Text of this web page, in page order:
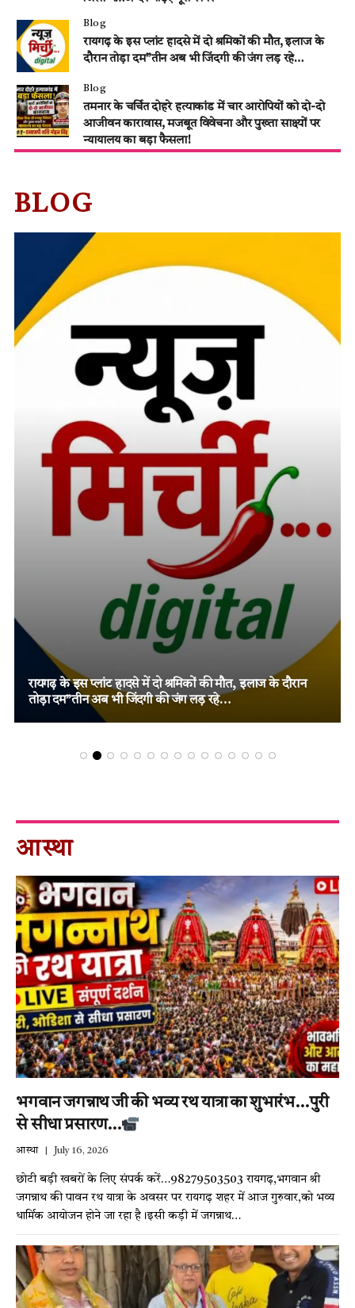
Blog
रायगढ़ के इस प्लांट हादसे में दो श्रमिकों की मौत, इलाज के
दौरान तोड़ा दम”तीन अब भी जिंदगी की जंग लड़ रहे…
Blog
तमनार के चर्चित दोहरे हत्याकांड में चार आरोपियों को दो-दो
आजीवन कारावास, मजबूत विवेचना और पुख्ता साक्ष्यों पर
न्यायालय का बड़ा फैसला!
BLOG
तमनार के चर्चित दोहरे हत्याकांड में चार आरोपियों को दो-दो
कारावास, मजबूत विवेचना और पुख्ता साक्ष्यों पर न्यायालय का बड़ा
फैसला!
आस्था
भगवान जगन्नाथ जी की भव्य रथ यात्रा का शुभारंभ…पुरी
से सीधा प्रसारण…
आस्था July 16, 2026
छोटी बड़ी खबरों के लिए संपर्क करें…98279503503 रायगढ़,भगवान श्री
जगन्नाथ की पावन रथ यात्रा के अवसर पर रायगढ़ शहर में आज गुरुवार,को भव्य
धार्मिक आयोजन होने जा रहा है।इसी कड़ी में जगन्नाथ…